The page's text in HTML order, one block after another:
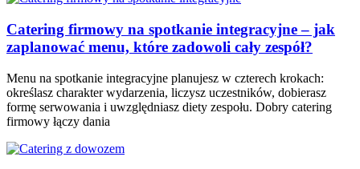
Catering firmowy na spotkanie integracyjne – jak
zaplanować menu, które zadowoli cały zespół?
Menu na spotkanie integracyjne planujesz w czterech krokach:
określasz charakter wydarzenia, liczysz uczestników, dobierasz
formę serwowania i uwzględniasz diety zespołu. Dobry catering
firmowy łączy dania